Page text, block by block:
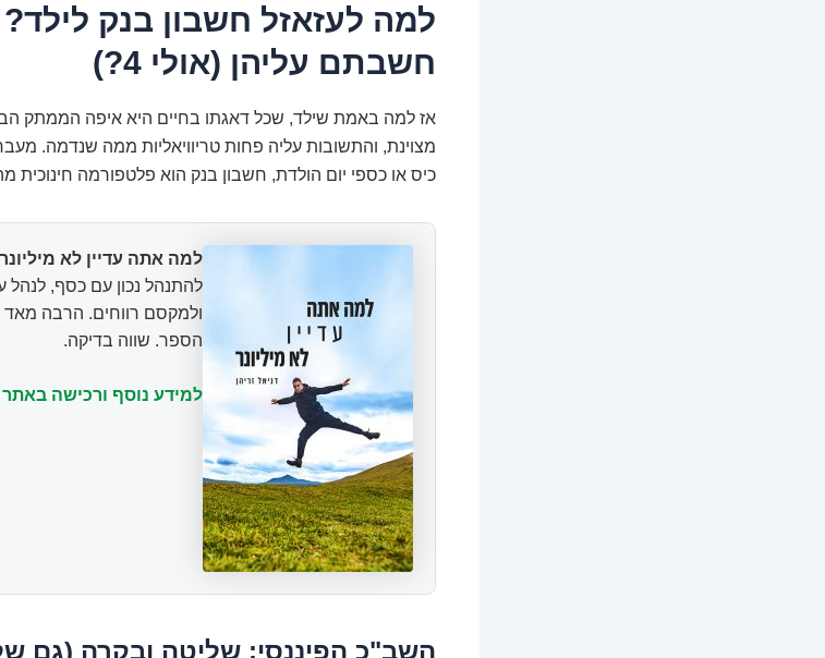
חשבתם עליהן (אולי 4?)
אז למה באמת שילד, שכל דאגתו בחיים היא איפה הממתק
מצוינת, והתשובות עליה פחות טריוויאליות ממה שנדמה.
כיס או כספי יום הולדת, חשבון בנק הוא פלטפורמה חינוכית
למה אתה עדיין לא מיליונר
להתנהל נכון עם כסף,
ולמקסם רווחים. הרבה מאד
הספר. שווה בדיקה.
למידע נוסף ורכישה
השב"כ הפיננסי: שליטה ובקרה (גם